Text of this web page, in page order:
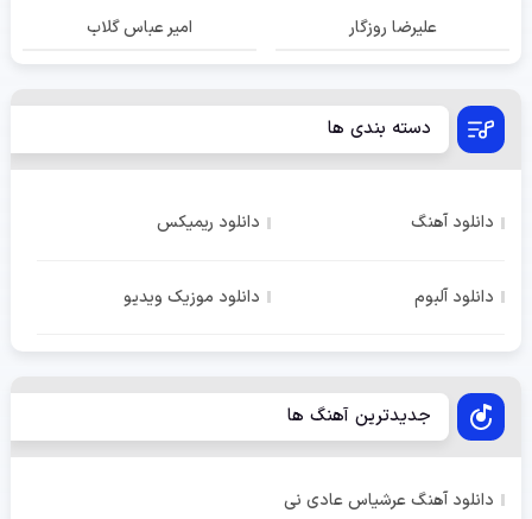
علیرضا روزگار امیر عباس گلاب
دسته بندی ها
دانلود آهنگ دانلود ریمیکس
دانلود آلبوم دانلود موزیک ویدیو
جدیدترین آهنگ ها
دانلود آهنگ عرشیاس عادی نی